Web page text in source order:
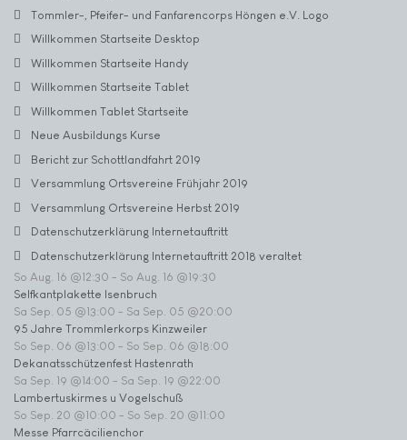
Tommler-, Pfeifer- und Fanfarencorps Höngen e.V. Logo
Willkommen Startseite Desktop
Willkommen Startseite Handy
Willkommen Startseite Tablet
Willkommen Tablet Startseite
Neue Ausbildungs Kurse
Bericht zur Schottlandfahrt 2019
Versammlung Ortsvereine Frühjahr 2019
Versammlung Ortsvereine Herbst 2019
Datenschutzerklärung Internetauftritt
Datenschutzerklärung Internetauftritt 2018 veraltet
So Aug. 16 @12:30 - So Aug. 16 @19:30
Selfkantplakette Isenbruch
Sa Sep. 05 @13:00 - Sa Sep. 05 @20:00
95 Jahre Trommlerkorps Kinzweiler
So Sep. 06 @13:00 - So Sep. 06 @18:00
Dekanatsschützenfest Hastenrath
Sa Sep. 19 @14:00 - Sa Sep. 19 @22:00
Lambertuskirmes u Vogelschuß
So Sep. 20 @10:00 - So Sep. 20 @11:00
Messe Pfarrcäcilienchor